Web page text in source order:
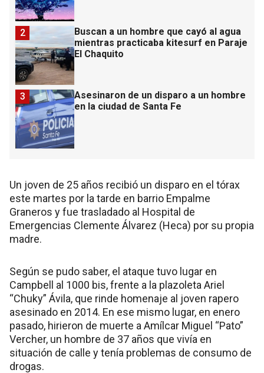
Buscan a un hombre que cayó al agua
mientras practicaba kitesurf en Paraje
El Chaquito
2
Asesinaron de un disparo a un hombre
en la ciudad de Santa Fe
3
Un joven de 25 años recibió un disparo en el tórax
este martes por la tarde en barrio Empalme
Graneros y fue trasladado al Hospital de
Emergencias Clemente Álvarez (Heca) por su propia
madre.
Según se pudo saber, el ataque tuvo lugar en
Campbell al 1000 bis, frente a la plazoleta Ariel
“Chuky” Ávila, que rinde homenaje al joven rapero
asesinado en 2014. En ese mismo lugar, en enero
pasado, hirieron de muerte a Amílcar Miguel “Pato”
Vercher, un hombre de 37 años que vivía en
situación de calle y tenía problemas de consumo de
drogas.